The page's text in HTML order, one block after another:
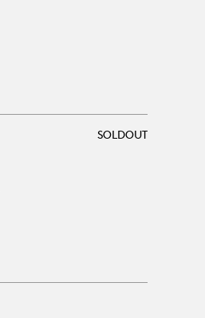
SOLDOUT